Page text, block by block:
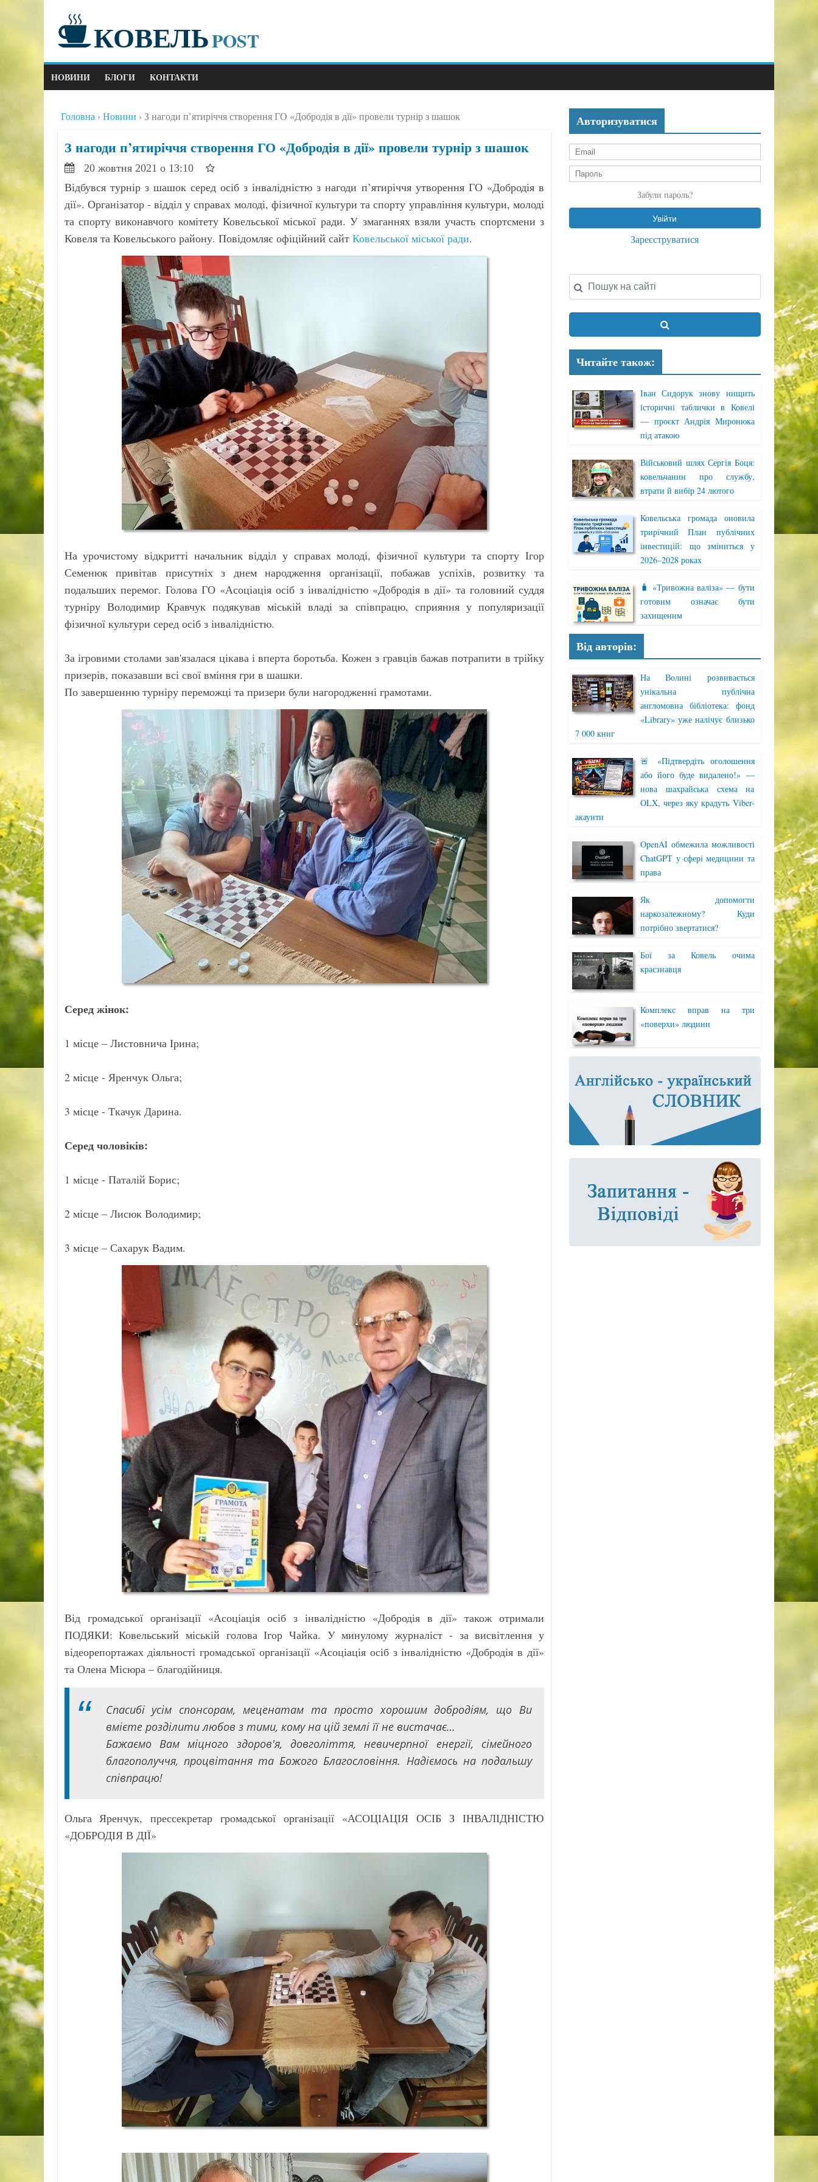
КОВЕЛЬPOST
НОВИНИ БЛОГИ КОНТАКТИ
Головна Новини З нагоди п’ятиріччя створення ГО «Добродія в дії» провели турнір з шашок
З нагоди п’ятиріччя створення ГО «Добродія в дії» провели турнір з шашок
20 жовтня 2021 о 13:10
Відбувся турнір з шашок серед осіб з інвалідністю з нагоди п’ятиріччя утворення ГО «Добродія в
дії». Організатор - відділ у справах молоді, фізичної культури та спорту управління культури, молоді
та спорту виконавчого комітету Ковельської міської ради. У змаганнях взяли участь спортсмени з
Ковеля та Ковельського району. Повідомляє офіційний сайт Ковельської міської ради.
На урочистому відкритті начальник відділ у справах молоді, фізичної культури та спорту Ігор
Семенюк привітав присутніх з днем народження організації, побажав успіхів, розвитку та
подальших перемог. Голова ГО «Асоціація осіб з інвалідністю «Добродія в дії» та головний суддя
турніру Володимир Кравчук подякував міській владі за співпрацю, сприяння у популяризації
фізичної культури серед осіб з інвалідністю.
За ігровими столами зав'язалася цікава і вперта боротьба. Кожен з гравців бажав потрапити в трійку
призерів, показавши всі свої вміння гри в шашки.
По завершенню турніру переможці та призери були нагородженні грамотами.
Серед жінок:
1 місце – Листовнича Ірина;
2 місце - Яренчук Ольга;
3 місце - Ткачук Дарина.
Серед чоловіків:
1 місце - Паталій Борис;
2 місце – Лисюк Володимир;
3 місце – Сахарук Вадим.
Від громадської організації «Асоціація осіб з інвалідністю «Добродія в дії» також отримали
ПОДЯКИ: Ковельський міській голова Ігор Чайка. У минулому журналіст - за висвітлення у
відеорепортажах діяльності громадської організації «Асоціація осіб з інвалідністю «Добродія в дії»
та Олена Місюра – благодійниця.
Спасибі усім спонсорам, меценатам та просто хорошим добродіям, що Ви
вмієте розділити любов з тими, кому на цій землі її не вистачає…
Бажаємо Вам міцного здоров'я, довголіття, невичерпної енергії, сімейного
благополуччя, процвітання та Божого Благословіння. Надіємось на подальшу
співпрацю!
Ольга Яренчук, прессекретар громадської організації «АСОЦІАЦІЯ ОСІБ З ІНВАЛІДНІСТЮ
«ДОБРОДІЯ В ДІЇ»
Авторизуватися
Забули пароль?
Зареєструватися
Читайте також:
Іван Сидорук знову нищить
історичні таблички в Ковелі
— проєкт Андрія Миронюка
під атакою
Військовий шлях Сергія Боця:
ковельчанин про службу,
втрати й вибір 24 лютого
Ковельська громада оновила
трирічний План публічних
інвестицій: що зміниться у
2026–2028 роках
🧳 «Тривожна валіза» — бути
готовим означає бути
захищеним
Від авторів:
На Волині розвивається
унікальна публічна
англомовна бібліотека: фонд
«Library» уже налічує близько
7 000 книг
🚨 «Підтвердіть оголошення
або його буде видалено!» —
нова шахрайська схема на
OLX, через яку крадуть Viber-
акаунти
OpenAI обмежила можливості
ChatGPT у сфері медицини та
права
Як допомогти
наркозалежному? Куди
потрібно звертатися?
Бої за Ковель очима
краєзнавця
Комплекс вправ на три
«поверхи» людини